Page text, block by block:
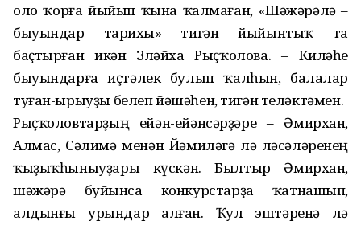
оло ҡорға йыйып ҡына ҡалмаған, «Шәжәрәлә –
бы­уындар тарихы» тигән йыйынтыҡ та
баҫтырған икән Зөләйха Рыҫҡолова. – Киләһе
быуындарға иҫтәлек булып ҡалһын, балалар
туған-ырыуҙы белеп йәшәһен, тигән теләктәмен.
Рыҫҡоловтарҙың ейән-ейән­сәрҙәре – Әмирхан,
Алмас, Сәлимә менән Йәмиләгә лә өләсәләренең
ҡыҙыҡһыныуҙары күскән. Былтыр Әмирхан,
шәжәрә буйынса конкурстарҙа ҡатнашып,
алдынғы урындар алған. Ҡул эштәренә лә